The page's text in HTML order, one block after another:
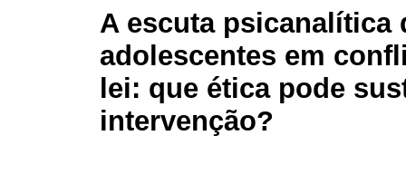
A escuta psicanalítica
adolescentes em
lei: que ética pode
intervenção?